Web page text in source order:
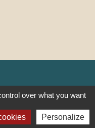
over what you want
Personalize